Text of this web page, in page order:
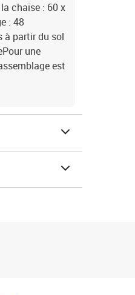
chaise : 60 x
: 48
à partir du sol
une
est